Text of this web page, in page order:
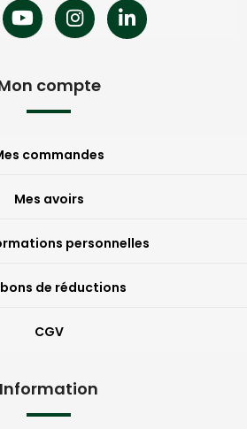
compte
commandes
Mes avoirs
personnelles
de réductions
CGV
Information